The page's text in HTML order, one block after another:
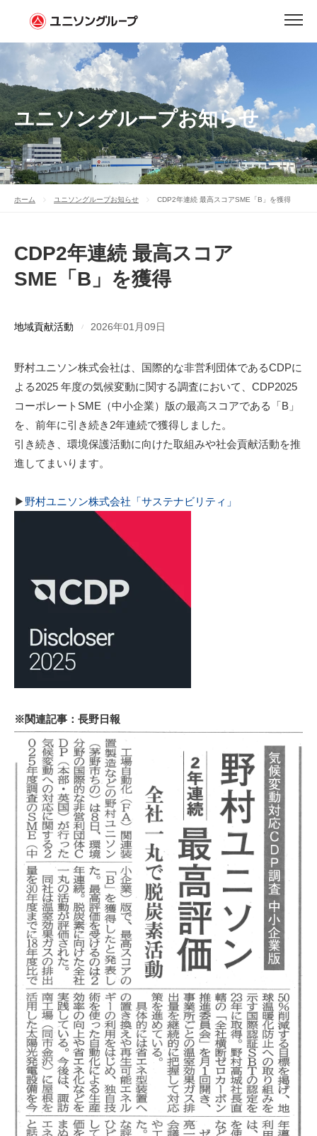
ユニソングループお知らせ
ホーム ユニソングループお知らせ CDP2年連続 最高スコアSME「B」を獲得
CDP2年連続 最高スコア
SME「B」を獲得
地域貢献活動 2026年01月09日
野村ユニソン株式会社は、国際的な非営利団体であるCDPに
よる2025 年度の気候変動に関する調査において、CDP2025
コーポレートSME（中小企業）版の最高スコアである「B」
を、前年に引き続き2年連続で獲得しました。
引き続き、環境保護活動に向けた取組みや社会貢献活動を推
進してまいります。
▶ 野村ユニソン株式会社「サステナビリティ」
※関連記事：長野日報